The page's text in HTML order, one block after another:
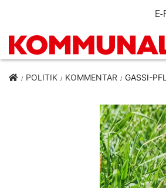
E-
POLITIK KOMMENTAR GASSI-